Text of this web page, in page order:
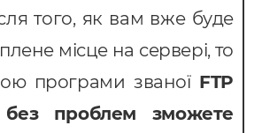
того, як вам вже буде
місце на сервері, то
програми званої FTP
проблем зможете